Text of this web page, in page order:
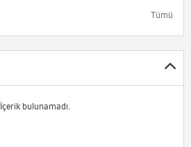
Tümü
İçerik bulunamadı.